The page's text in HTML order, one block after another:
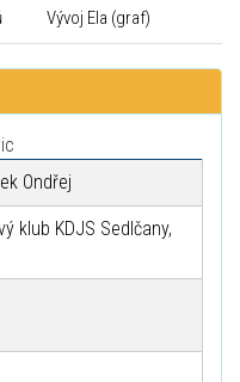
Vývoj Ela (graf)
Ondřej
klub KDJS Sedlčany,